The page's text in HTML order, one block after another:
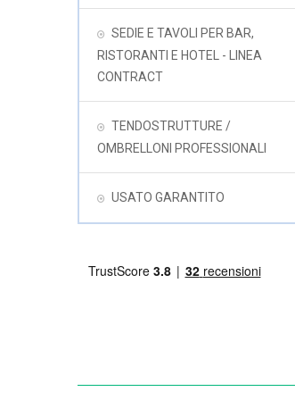
SEDIE E TAVOLI PER BAR,
RISTORANTI E HOTEL - LINEA
CONTRACT
TENDOSTRUTTURE /
OMBRELLONI PROFESSIONALI
USATO GARANTITO